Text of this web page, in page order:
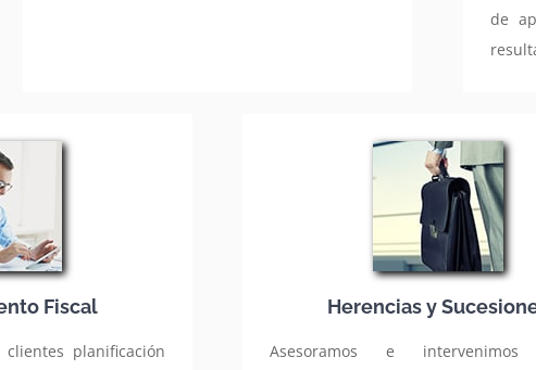
de
Fiscal
planificación
Herencias y
Asesoramos e